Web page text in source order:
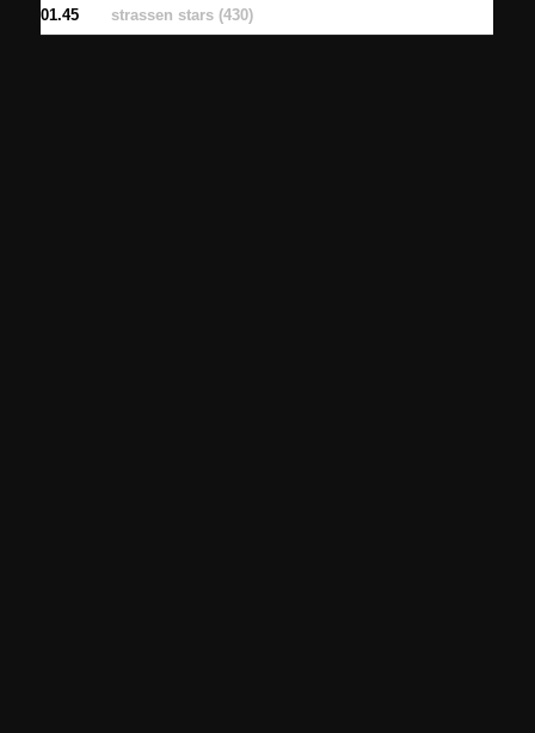
01.45 strassen stars (430)